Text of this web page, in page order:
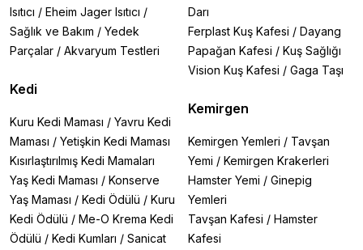
Isıtıcı / Eheim Jager Isıtıcı /
Sağlık ve Bakım / Yedek
Parçalar / Akvaryum Testleri
Kedi
Kuru Kedi Maması / Yavru Kedi
Maması / Yetişkin Kedi Maması
Kısırlaştırılmış Kedi Mamaları
Yaş Kedi Maması / Konserve
Yaş Maması / Kedi Ödülü / Kuru
Kedi Ödülü / Me-O Krema Kedi
Ödülü / Kedi Kumları / Sanicat
Darı
Ferplast Kuş Kafesi / Dayang
Papağan Kafesi / Kuş Sağlığı
Vision Kuş Kafesi / Gaga Taşı
Kemirgen
Kemirgen Yemleri / Tavşan
Yemi / Kemirgen Krakerleri
Hamster Yemi / Ginepig
Yemleri
Tavşan Kafesi / Hamster
Kafesi